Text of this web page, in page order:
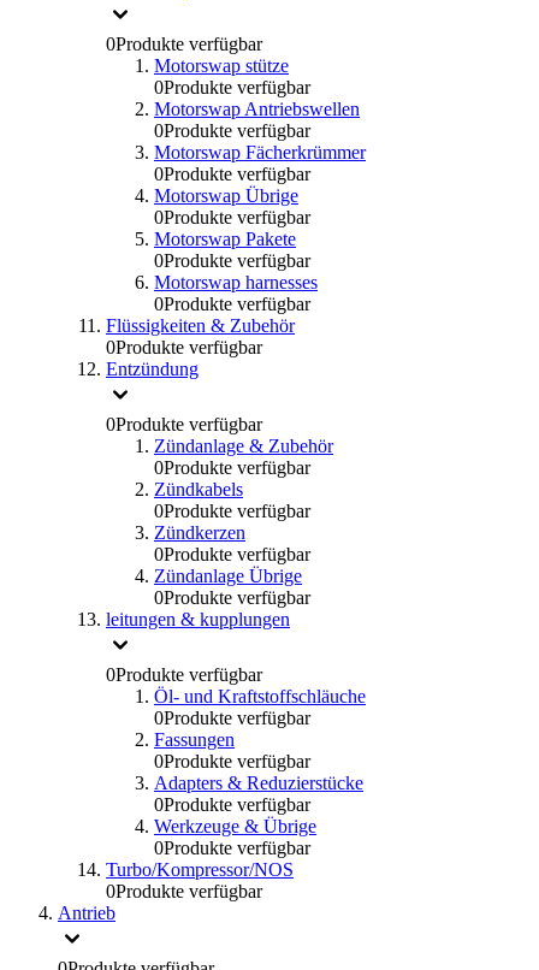
0Produkte verfügbar
Motorswap stütze
0Produkte verfügbar
Motorswap Antriebswellen
0Produkte verfügbar
Motorswap Fächerkrümmer
0Produkte verfügbar
Motorswap Übrige
0Produkte verfügbar
Motorswap Pakete
0Produkte verfügbar
Motorswap harnesses
0Produkte verfügbar
Flüssigkeiten & Zubehör
0Produkte verfügbar
Entzündung
0Produkte verfügbar
Zündanlage & Zubehör
0Produkte verfügbar
Zündkabels
0Produkte verfügbar
Zündkerzen
0Produkte verfügbar
Zündanlage Übrige
0Produkte verfügbar
leitungen & kupplungen
0Produkte verfügbar
Öl- und Kraftstoffschläuche
0Produkte verfügbar
Fassungen
0Produkte verfügbar
Adapters & Reduzierstücke
0Produkte verfügbar
Werkzeuge & Übrige
0Produkte verfügbar
Turbo/Kompressor/NOS
0Produkte verfügbar
Antrieb